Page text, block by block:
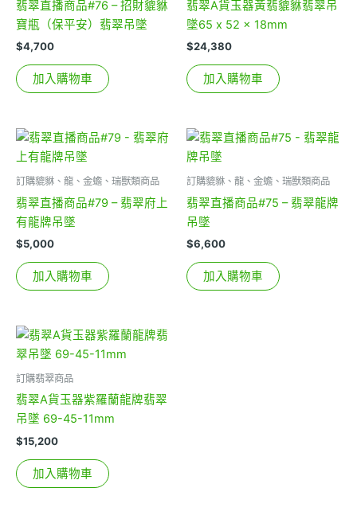
翡翠直播商品#76 – 招財貔貅
寶瓶（保平安）翡翠吊墜
$4,700
加入購物車
翡翠A貨玉器黃翡貔貅翡翠吊
墜65 x 52 x 18mm
$24,380
加入購物車
訂購貔貅、龍、金蟾、瑞獸類商品
翡翠直播商品#79 – 翡翠府上
有龍牌吊墜
$5,000
加入購物車
訂購貔貅、龍、金蟾、瑞獸類商品
翡翠直播商品#75 – 翡翠龍牌
吊墜
$6,600
加入購物車
訂購翡翠商品
翡翠A貨玉器紫羅蘭龍牌翡翠
吊墜 69-45-11mm
$15,200
加入購物車